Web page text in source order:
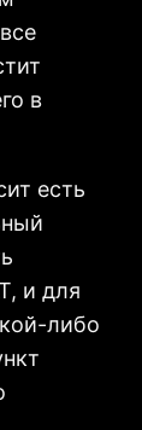
в
есть
и для
либо